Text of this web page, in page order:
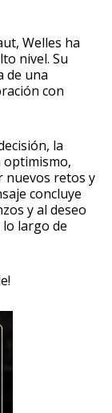
Welles ha
nivel. Su
de una
con
la
optimismo,
nuevos retos y
concluye
y al deseo
largo de